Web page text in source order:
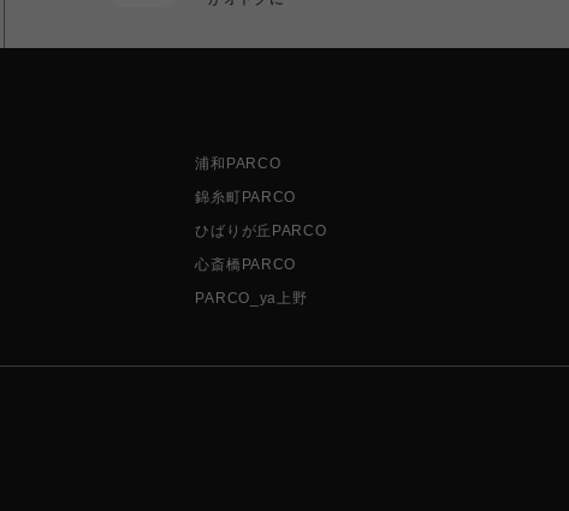
浦和PARCO
錦糸町PARCO
ひばりが丘PARCO
心斎橋PARCO
PARCO_ya上野